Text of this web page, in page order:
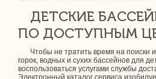
ДЕТСКИЕ
ПО ДОСТУПНЫМ
Чтобы не тратить время на поиски
горок, водных и сухих бассейнов для
воспользоваться услугами службы
Электронный каталог сервиса